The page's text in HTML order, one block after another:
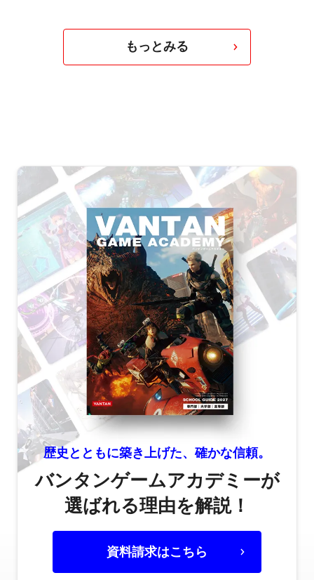
もっとみる
歴史とともに築き上げた、確かな信頼。
バンタンゲームアカデミーが
選ばれる理由を解説！
資料請求はこちら